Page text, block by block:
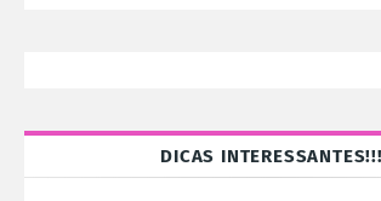
DICAS INTERESSANTES!!!